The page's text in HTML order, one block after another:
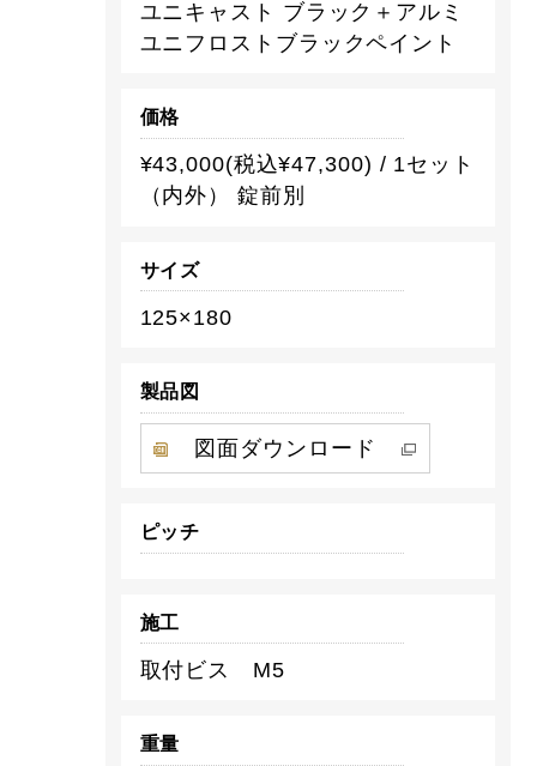
ユニキャスト ブラック＋アルミ
ユニフロストブラックペイント
価格
¥43,000(税込¥47,300) / 1セット
（内外） 錠前別
サイズ
125×180
製品図
図面ダウンロード
ピッチ
施工
取付ビス M5
重量